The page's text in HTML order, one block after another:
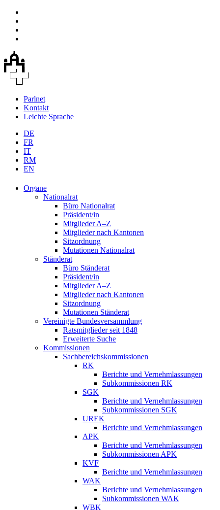
Parlnet
Kontakt
Leichte Sprache
DE
FR
IT
RM
EN
Organe
Nationalrat
Büro Nationalrat
Präsident/in
Mitglieder A–Z
Mitglieder nach Kantonen
Sitzordnung
Mutationen Nationalrat
Ständerat
Büro Ständerat
Präsident/in
Mitglieder A–Z
Mitglieder nach Kantonen
Sitzordnung
Mutationen Ständerat
Vereinigte Bundesversammlung
Ratsmitglieder seit 1848
Erweiterte Suche
Kommissionen
Sachbereichskommissionen
RK
Berichte und Vernehmlassungen
Subkommissionen RK
SGK
Berichte und Vernehmlassungen
Subkommissionen SGK
UREK
Berichte und Vernehmlassungen
APK
Berichte und Vernehmlassungen
Subkommissionen APK
KVF
Berichte und Vernehmlassungen
WAK
Berichte und Vernehmlassungen
Subkommissionen WAK
WBK